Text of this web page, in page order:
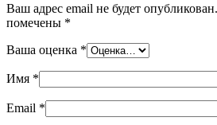
Ваш адрес email не будет опубликован.
помечены *
Ваша оценка *
Имя *
Email *